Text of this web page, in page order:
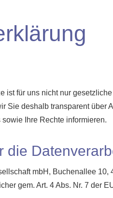
ist für uns nicht nur
Sie deshalb transparent
Ihre Rechte informieren.
die
mbH, Buchenallee
gem. Art. 4 Abs. Nr. 7 der